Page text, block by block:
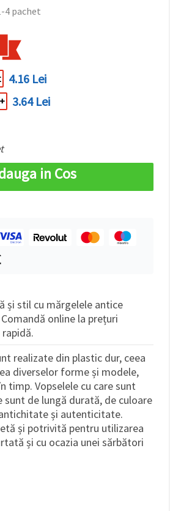
4 pachet
4.16 Lei
3.64 Lei
in Cos
și stil cu mărgelele antice
online la prețuri
realizate din plastic dur, ceea
diverselor forme și modele,
timp. Vopselele cu care sunt
de lungă durată, de culoare
și autenticitate.
și potrivită pentru utilizarea
și cu ocazia unei sărbători